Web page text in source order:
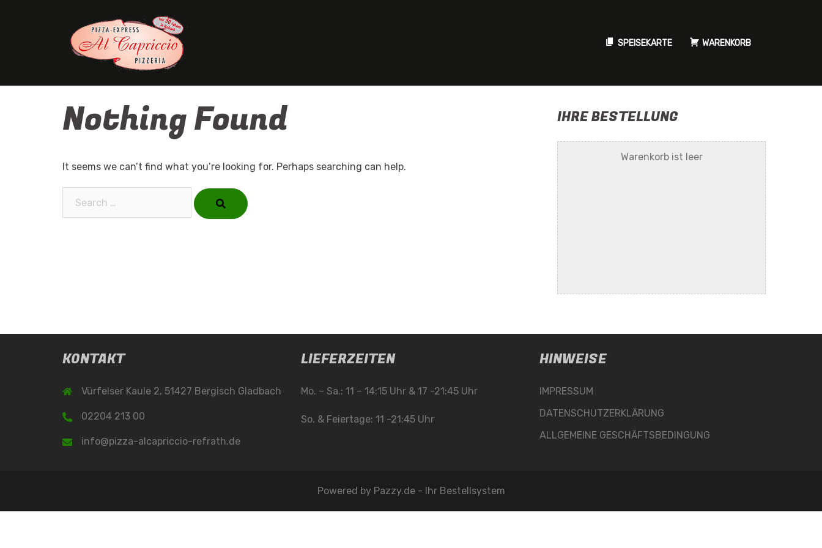
SPEISEKARTE WARENKORB
Nothing Found
It seems we can’t find what you’re looking for. Perhaps searching can help.
IHRE BESTELLUNG
Warenkorb ist leer
KONTAKT
Vürfelser Kaule 2, 51427 Bergisch Gladbach
02204 213 00
info@pizza-alcapriccio-refrath.de
LIEFERZEITEN
Mo. – Sa.: 11 – 14:15 Uhr & 17 -21:45 Uhr
So. & Feiertage: 11 -21:45 Uhr
HINWEISE
IMPRESSUM
DATENSCHUTZERKLÄRUNG
ALLGEMEINE GESCHÄFTSBEDINGUNG
Powered by Pazzy.de - Ihr Bestellsystem